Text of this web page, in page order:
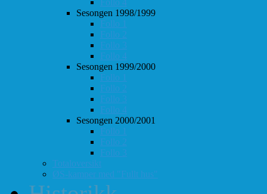
Sesongen 1998/1999
Follo 1
Follo 2
Follo 3
Follo 4
Sesongen 1999/2000
Follo 1
Follo 2
Follo 3
Follo 4
Sesongen 2000/2001
Follo 1
Follo 2
Follo 3
Totaloversikt
ØS-kamper med "Fullt hus"